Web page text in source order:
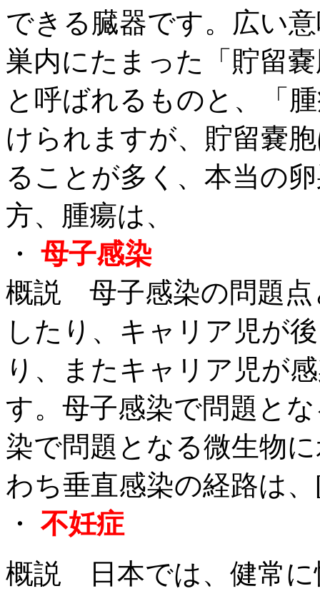
できる臓器です。広い
巣内にたまった「貯留
と呼ばれるものと、「
けられますが、貯留嚢
ることが多く、本当の
方、腫瘍は、
・
母子感染
概説 母子感染の問題点
したり、キャリア児が
り、またキャリア児が
す。母子感染で問題と
染で問題となる微生物
わち垂直感染の経路は
・
不妊症
概説 日本では、健常に